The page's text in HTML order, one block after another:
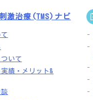
激治療(TMS)ナビ
て
ついて
実績・メリット&
談